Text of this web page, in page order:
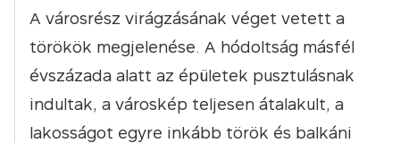
A városrész virágzásának véget vetett a
törökök megjelenése. A hódoltság másfél
évszázada alatt az épületek pusztulásnak
indultak, a városkép teljesen átalakult, a
lakosságot egyre inkább török és balkáni